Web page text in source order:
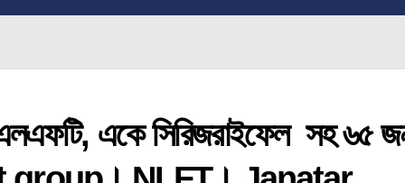
একে সিরিজরাইফেল সহ ৬৫